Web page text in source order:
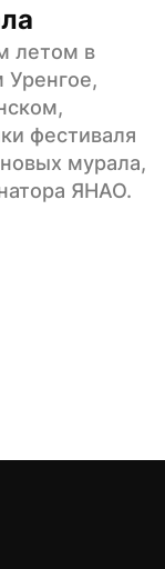
летом в
Уренгое,
фестиваля
мурала,
ЯНАО.